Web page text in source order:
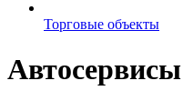
Торговые объекты
Автосервисы